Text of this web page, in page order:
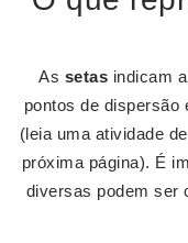
As setas indicam
pontos de dispersão
(leia uma atividade
próxima página). É
diversas podem ser